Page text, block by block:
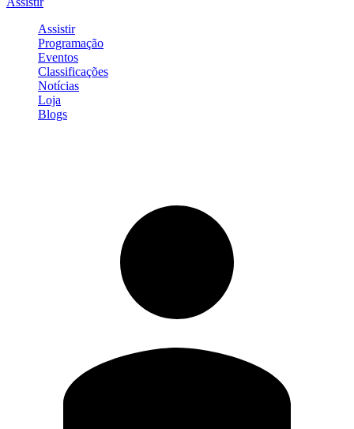
Assistir
Programação
Eventos
Classificações
Notícias
Loja
Blogs